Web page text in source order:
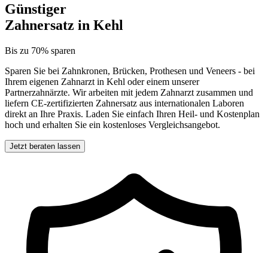
Günstiger
Zahnersatz in Kehl
Bis zu 70% sparen
Sparen Sie bei Zahnkronen, Brücken, Prothesen und Veneers - bei
Ihrem eigenen Zahnarzt in Kehl oder einem unserer
Partnerzahnärzte. Wir arbeiten mit jedem Zahnarzt zusammen und
liefern CE-zertifizierten Zahnersatz aus internationalen Laboren
direkt an Ihre Praxis. Laden Sie einfach Ihren Heil- und Kostenplan
hoch und erhalten Sie ein kostenloses Vergleichsangebot.
Jetzt beraten lassen